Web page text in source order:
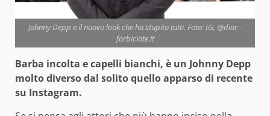
Johnny Depp e il nuovo look che ha stupito tutti. Foto: IG, @dior -
forbiciate.it
Barba incolta e capelli bianchi, è un Johnny Depp
molto diverso dal solito quello apparso di recente
su Instagram.